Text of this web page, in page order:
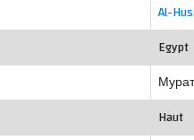
Al-
Egypt
Haut